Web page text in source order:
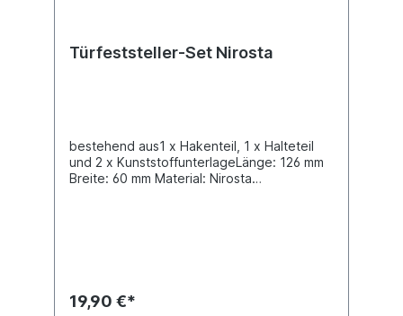
Türfeststeller-Set Nirosta
bestehend aus1 x Hakenteil, 1 x Halteteil
und 2 x KunststoffunterlageLänge: 126 mm
Breite: 60 mm Material: Nirosta
19,90 €*